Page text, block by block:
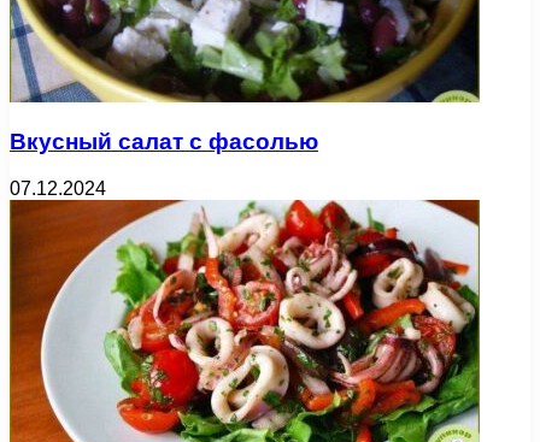
Вкусный салат с фасолью
07.12.2024